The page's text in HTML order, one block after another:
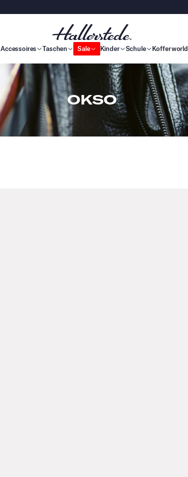
Accessoires Taschen Sale Kinder Schule Kofferworld
OKSO